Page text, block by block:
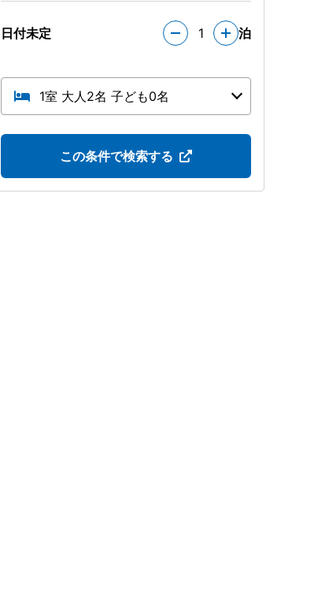
日付未定 1 泊
1室 大人2名 子ども0名
この条件で検索する